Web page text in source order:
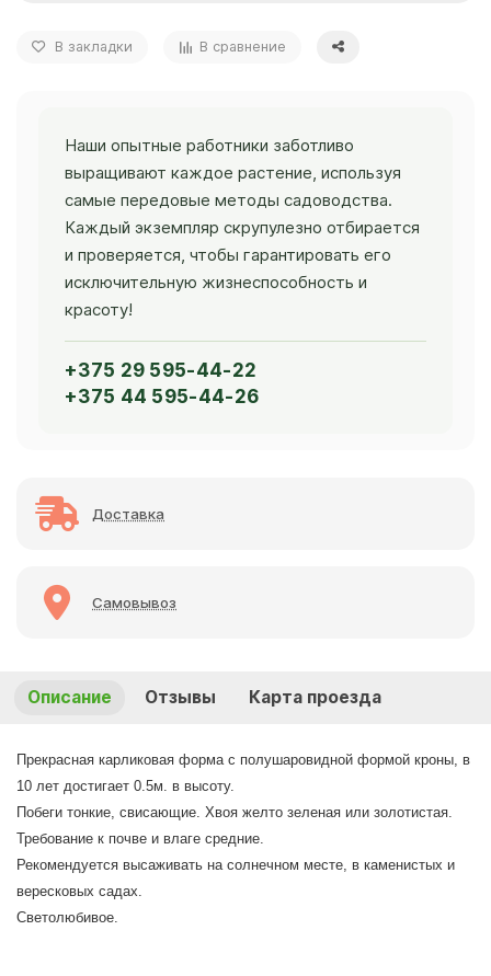
В закладки В сравнение
Наши опытные работники заботливо
выращивают каждое растение, используя
самые передовые методы садоводства.
Каждый экземпляр скрупулезно отбирается
и проверяется, чтобы гарантировать его
исключительную жизнеспособность и
красоту!
+375 29 595-44-22
+375 44 595-44-26
Доставка
Самовывоз
Описание Отзывы Карта проезда
Прекрасная карликовая форма с полушаровидной формой кроны, в
10 лет достигает 0.5м. в высоту.
Побеги тонкие, свисающие. Хвоя желто зеленая или золотистая.
Требование к почве и влаге средние.
Рекомендуется высаживать на солнечном месте, в каменистых и
вересковых садах.
Светолюбивое.